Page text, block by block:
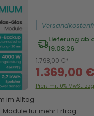
Lieferung ab
19.08.26
1.369,00
1.798,00 €*
Preis mit 0% MwSt.
im Alltag
für mehr Ertrag